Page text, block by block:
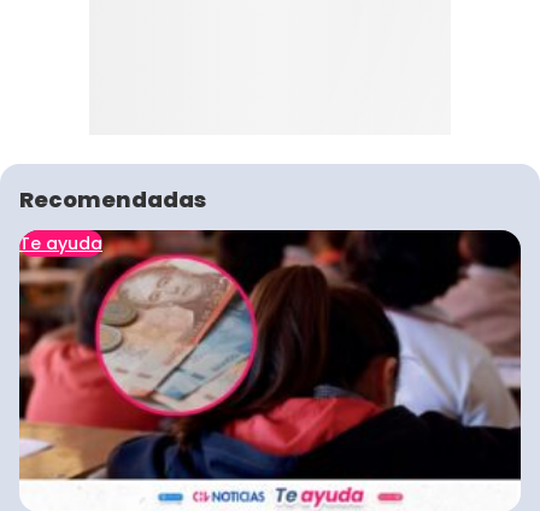
Recomendadas
Te ayuda